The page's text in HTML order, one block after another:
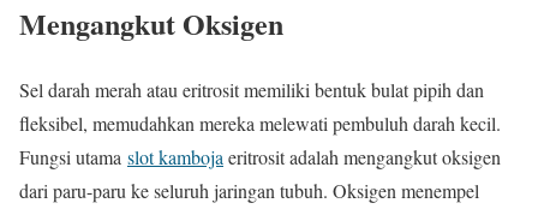
Mengangkut Oksigen
Sel darah merah atau eritrosit memiliki bentuk bulat pipih dan
fleksibel, memudahkan mereka melewati pembuluh darah kecil.
Fungsi utama slot kamboja eritrosit adalah mengangkut oksigen
dari paru-paru ke seluruh jaringan tubuh. Oksigen menempel